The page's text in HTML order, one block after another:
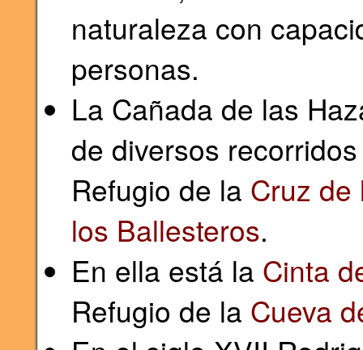
naturaleza con
personas.
La Cañada de las
de diversos
Refugio de la Cruz de
los Ballesteros.
En ella está la Cinta
Refugio de la Cueva